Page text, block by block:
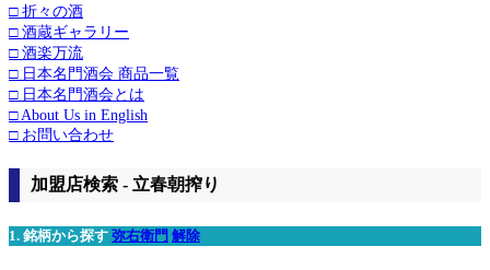
□ 折々の酒
□ 酒蔵ギャラリー
□ 酒楽万流
□ 日本名門酒会 商品一覧
□ 日本名門酒会とは
□ About Us in English
□ お問い合わせ
加盟店検索 - 立春朝搾り
1. 銘柄から探す 弥右衛門 解除